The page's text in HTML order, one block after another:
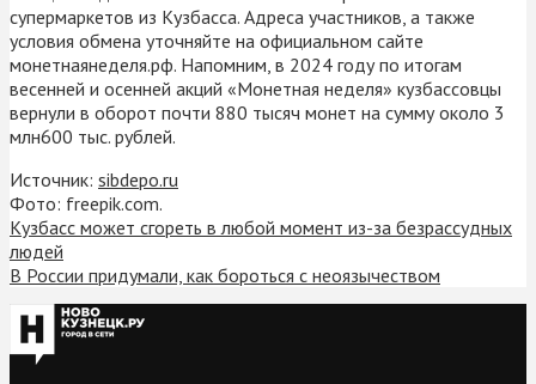
супермаркетов из Кузбасса. Адреса участников, а также
условия обмена уточняйте на официальном сайте
монетнаянеделя.рф. Напомним, в 2024 году по итогам
весенней и осенней акций «Монетная неделя» кузбассовцы
вернули в оборот почти 880 тысяч монет на сумму около 3
млн600 тыс. рублей.
Источник: sibdepo.ru
Фото: freepik.com.
Кузбасс может сгореть в любой момент из-за безрассудных
людей
В России придумали, как бороться с неоязычеством